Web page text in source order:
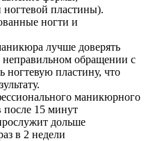
пластины).
ногти и
лучше доверять
неправильном обращении с
ногтевую пластину, что
маникюрного
после 15 минут
дольше
в 2 недели